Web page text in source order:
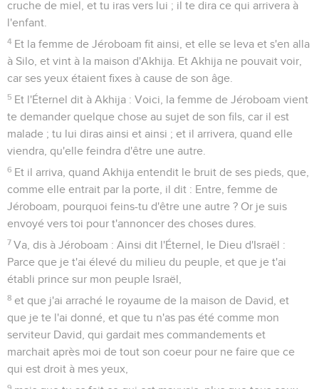
cruche de miel, et tu iras vers lui ; il te dira ce qui arrivera à
l'enfant.
4 Et la femme de Jéroboam fit ainsi, et elle se leva et s'en alla
à Silo, et vint à la maison d'Akhija. Et Akhija ne pouvait voir,
car ses yeux étaient fixes à cause de son âge.
5 Et l'Éternel dit à Akhija : Voici, la femme de Jéroboam vient
te demander quelque chose au sujet de son fils, car il est
malade ; tu lui diras ainsi et ainsi ; et il arrivera, quand elle
viendra, qu'elle feindra d'être une autre.
6 Et il arriva, quand Akhija entendit le bruit de ses pieds, que,
comme elle entrait par la porte, il dit : Entre, femme de
Jéroboam, pourquoi feins-tu d'être une autre ? Or je suis
envoyé vers toi pour t'annoncer des choses dures.
7 Va, dis à Jéroboam : Ainsi dit l'Éternel, le Dieu d'Israël :
Parce que je t'ai élevé du milieu du peuple, et que je t'ai
établi prince sur mon peuple Israël,
8 et que j'ai arraché le royaume de la maison de David, et
que je te l'ai donné, et que tu n'as pas été comme mon
serviteur David, qui gardait mes commandements et
marchait après moi de tout son coeur pour ne faire que ce
qui est droit à mes yeux,
9